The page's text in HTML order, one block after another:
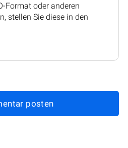
Format oder anderen
stellen Sie diese in den
posten